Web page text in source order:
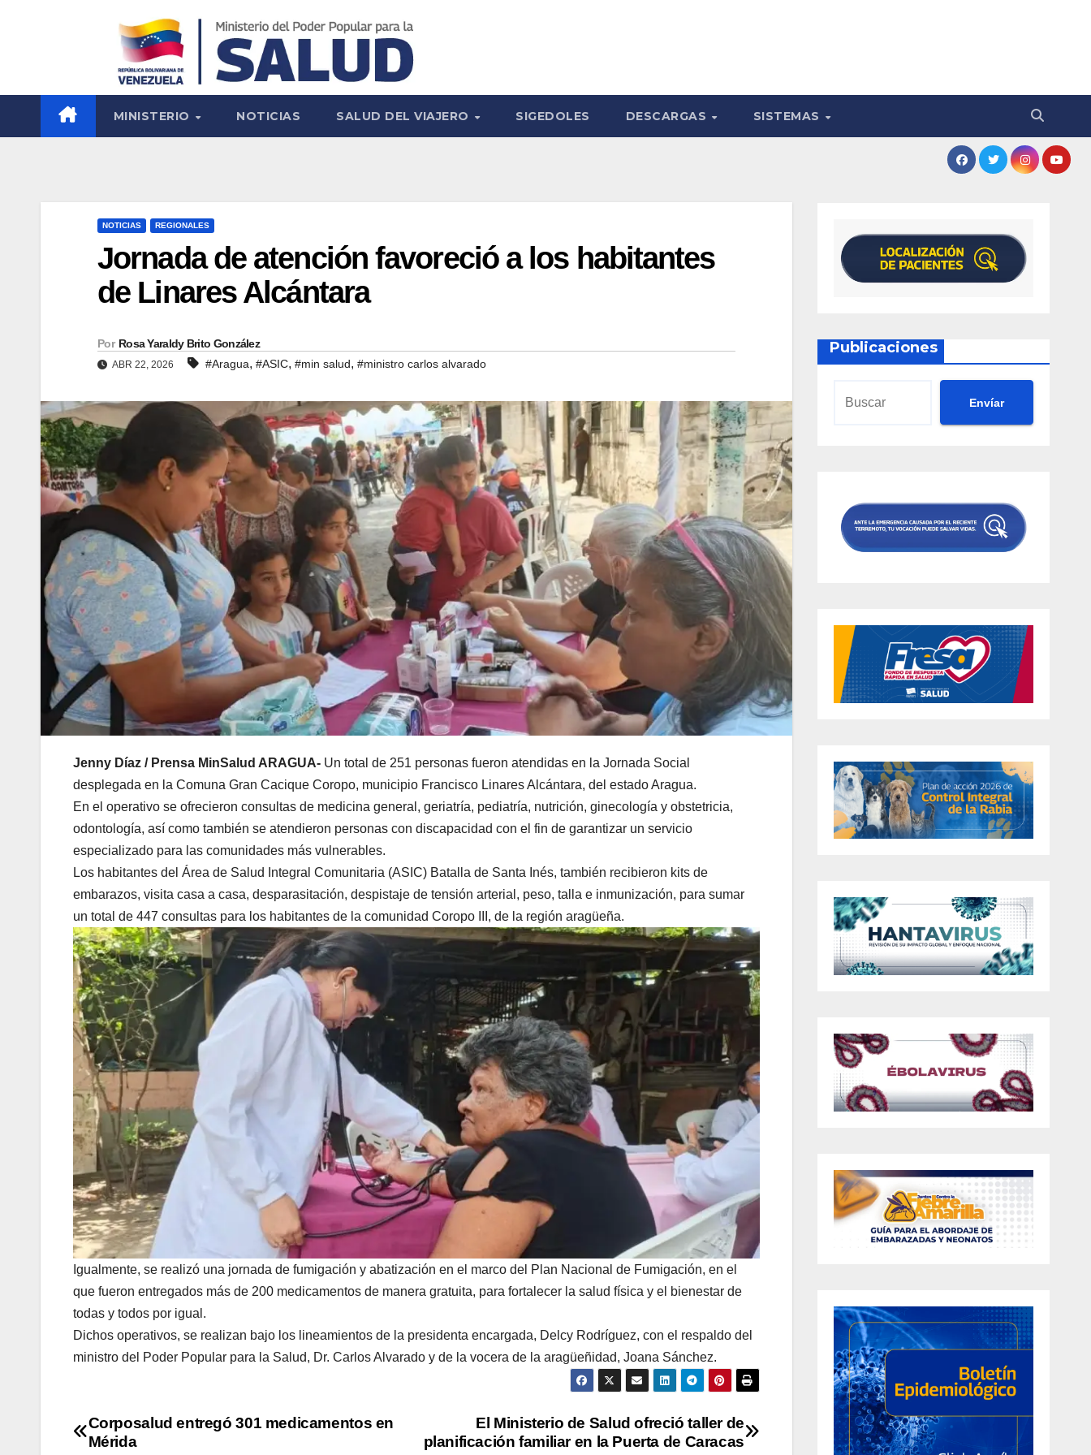
MINISTERIO NOTICIAS SALUD DEL VIAJERO SIGEDOLES DESCARGAS SISTEMAS
NOTICIAS REGIONALES
Jornada de atención favoreció a los habitantes
de Linares Alcántara
Por Rosa Yaraldy Brito González
ABR 22, 2026 #Aragua, #ASIC, #min salud, #ministro carlos alvarado
Jenny Díaz / Prensa MinSalud ARAGUA- Un total de 251 personas fueron atendidas en la Jornada Social
desplegada en la Comuna Gran Cacique Coropo, municipio Francisco Linares Alcántara, del estado Aragua.
En el operativo se ofrecieron consultas de medicina general, geriatría, pediatría, nutrición, ginecología y obstetricia,
odontología, así como también se atendieron personas con discapacidad con el fin de garantizar un servicio
especializado para las comunidades más vulnerables.
Los habitantes del Área de Salud Integral Comunitaria (ASIC) Batalla de Santa Inés, también recibieron kits de
embarazos, visita casa a casa, desparasitación, despistaje de tensión arterial, peso, talla e inmunización, para sumar
un total de 447 consultas para los habitantes de la comunidad Coropo III, de la región aragüeña.
Igualmente, se realizó una jornada de fumigación y abatización en el marco del Plan Nacional de Fumigación, en el
que fueron entregados más de 200 medicamentos de manera gratuita, para fortalecer la salud física y el bienestar de
todas y todos por igual.
Dichos operativos, se realizan bajo los lineamientos de la presidenta encargada, Delcy Rodríguez, con el respaldo del
ministro del Poder Popular para la Salud, Dr. Carlos Alvarado y de la vocera de la aragüeñidad, Joana Sánchez.
El Ministerio de Salud ofreció taller de
planificación familiar en la Puerta de Caracas
Corposalud entregó 301 medicamentos en
Mérida
Publicaciones
Envíar